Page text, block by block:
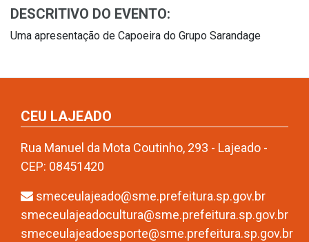
DESCRITIVO DO EVENTO:
Uma apresentação de Capoeira do Grupo Sarandage
CEU LAJEADO
Rua Manuel da Mota Coutinho, 293 - Lajeado -
CEP: 08451420
smeceulajeado@sme.prefeitura.sp.gov.br
smeceulajeadocultura@sme.prefeitura.sp.gov.br
smeceulajeadoesporte@sme.prefeitura.sp.gov.br